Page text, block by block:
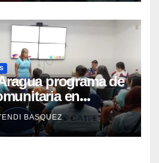
programa de
en
con
BASQUEZ